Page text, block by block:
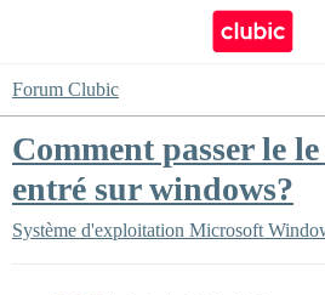
Forum Clubic
Comment passer le
entré sur windows?
Système d'exploitation Microsoft